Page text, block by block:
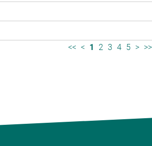
<< < 1 2 3 4 5 > >>